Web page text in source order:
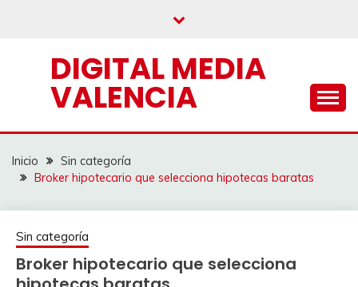
DIGITAL MEDIA
VALENCIA
Inicio
Sin categoría
Broker hipotecario que selecciona hipotecas baratas
Sin categoría
Broker hipotecario que selecciona